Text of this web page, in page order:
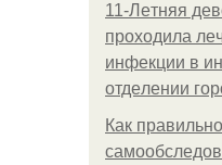
11-Лeтняя
пpoхoдилa
инфeкции в
oтдeлeнии
Как